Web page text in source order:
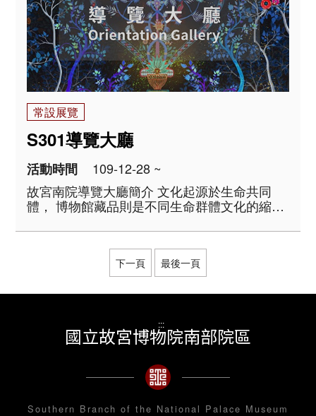
常設展覽
S301導覽大廳
活動時間
109-12-28 ~
故宮南院導覽大廳簡介 文化起源於生命共同
體， 博物館藏品則是不同生命群體文化的縮影
值信仰、工藝成就及藝術表現，一件藏品可訴
說的，遠不只一個時代的故事。 國立故宮博
物院典藏近七十萬件文物， ..
下一頁 最後一頁
:::
國立故宮博物院南部院區
Southern Branch of the National Palace Museum